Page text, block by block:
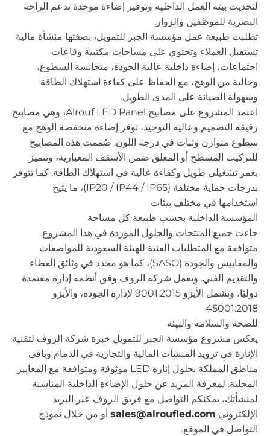
لتحديث بيئة العمل الداخلية وتوفير إضاءة موحدة تدعم الراحة
البصرية للموظفين والزوار.
تطلبت طبيعة عمل مؤسسة الجبر للتمويل، بصفتها منشأة مالية
تستقبل العملاء وتحتوي على مساحات مكتبية وقاعات
اجتماعات، إضاءة داخلية عالية الجودة، متجانسة السطوع،
وخالية من الوهج، مع الحفاظ على كفاءة استهلاك الطاقة
وسهولة الصيانة على المدى الطويل.
اعتمد المشروع على مصابيح Alrouf LED Panel، وهي مصابيح
رقيقة التصميم وعالية التوحيد، توفر إضاءة منخفضة الوهج مع
سطوع متوازن وثبات في درجة اللون. صُممت هذه المصابيح
للتركيب المسطح أو المعلق ضمن الأسقف المعيارية، وتتميز
بعمر تشغيلي طويل وكفاءة عالية في استهلاك الطاقة. كما تتوفر
بدرجات حماية مختلفة (IP20 / IP44 / IP65)، ما يتيح
استخدامها في مختلف بيئات
المؤسسة الداخلية بحسب طبيعة كل مساحة
جاءت جميع المنتجات والحلول الموردة في هذا المشروع
متوافقة مع المتطلبات الفنية للهيئة السعودية للمواصفات
والمقاييس والجودة (SASO)، كما هو محدد في وثائق العطاء
والتقديم الفني. وتعمل شركة الروف وفق أنظمة إدارة معتمدة
دوليًا، وتشمل الأيزو 9001:2015 لإدارة الجودة، والأيزو
45001:2018
للصحة والسلامة والبيئة
يعكس مشروع مؤسسة الجبر للتمويل خبرة شركة الروف لتقنية
الإنارة في تزويد المنشآت المالية والتجارية في الدمام وباقي
مناطق المملكة بحلول إنارة LED موثوقة ومتوافقة مع المعايير
المحلية. لمعرفة المزيد عن حلول الإضاءة الداخلية المناسبة
لمنشأتك، يمكنكم التواصل مع فريق الروف عبر البريد
الإلكتروني sales@alroufled.com أو من خلال نموذج
التواصل في الموقع.